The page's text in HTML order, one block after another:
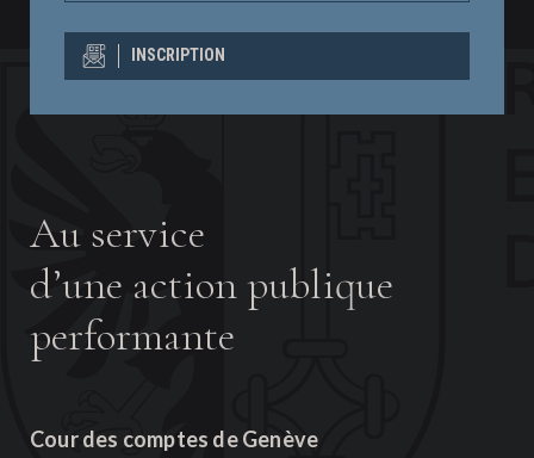
INSCRIPTION
Au service
d’une action publique
performante
Cour des comptes de Genève